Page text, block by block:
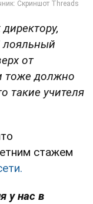
лояльный
от
тоже должно
такие учителя
стажем
у нас в